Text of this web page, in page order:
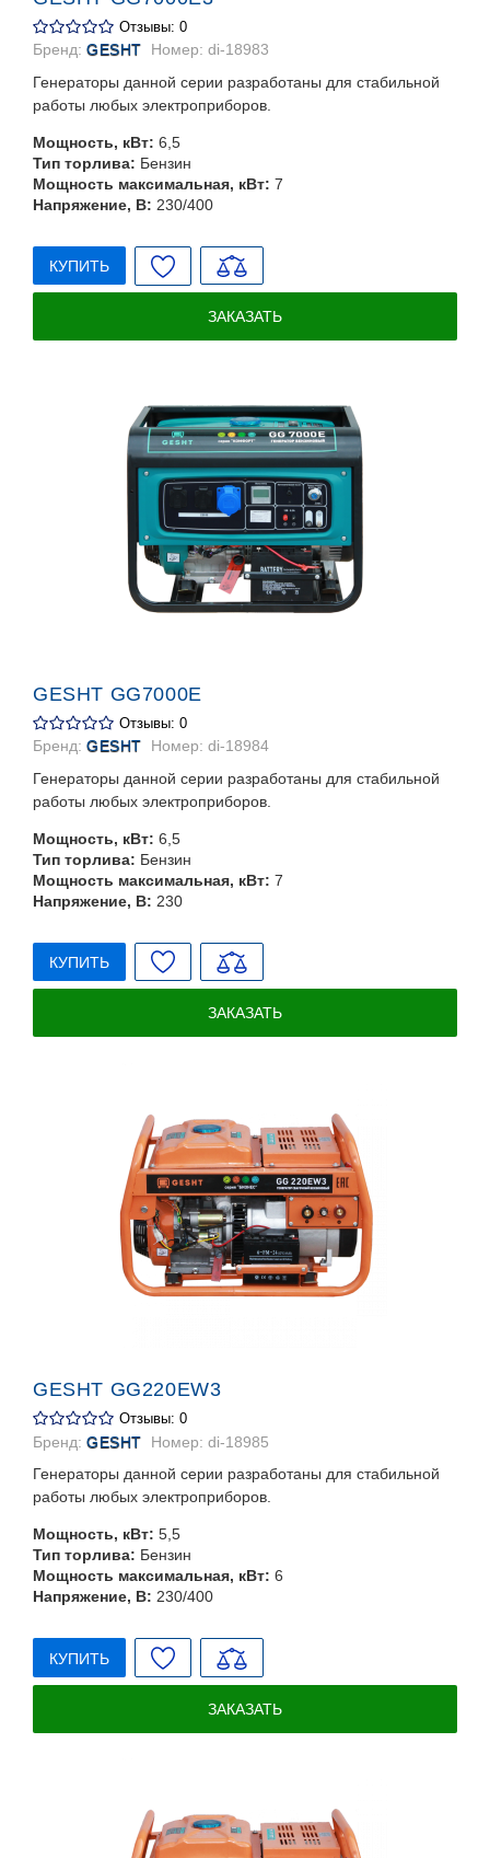
Отзывы: 0
Бренд: GESHT Номер: di-18983
Генераторы данной серии разработаны для стабильной
работы любых электроприборов.
Мощность, кВт: 6,5
Тип торлива: Бензин
Мощность максимальная, кВт: 7
Напряжение, В: 230/400
КУПИТЬ
ЗАКАЗАТЬ
GESHT GG7000E
Отзывы: 0
Бренд: GESHT Номер: di-18984
Генераторы данной серии разработаны для стабильной
работы любых электроприборов.
Мощность, кВт: 6,5
Тип торлива: Бензин
Мощность максимальная, кВт: 7
Напряжение, В: 230
КУПИТЬ
ЗАКАЗАТЬ
GESHT GG220EW3
Отзывы: 0
Бренд: GESHT Номер: di-18985
Генераторы данной серии разработаны для стабильной
работы любых электроприборов.
Мощность, кВт: 5,5
Тип торлива: Бензин
Мощность максимальная, кВт: 6
Напряжение, В: 230/400
КУПИТЬ
ЗАКАЗАТЬ